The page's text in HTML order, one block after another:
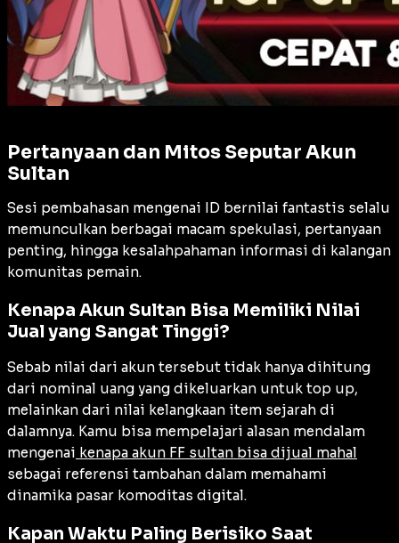
Pertanyaan dan Mitos Seputar Akun
Sultan
Sesi pembahasan mengenai ID bernilai fantastis selalu
memunculkan berbagai macam spekulasi, pertanyaan
penting, hingga kesalahpahaman informasi di kalangan
komunitas pemain.
Kenapa Akun Sultan Bisa Memiliki Nilai
Jual yang Sangat Tinggi?
Sebab nilai dari akun tersebut tidak hanya dihitung
dari nominal uang yang dikeluarkan untuk top up,
melainkan dari nilai kelangkaan item sejarah di
dalamnya. Kamu bisa mempelajari alasan mendalam
mengenai kenapa akun FF sultan bisa dijual mahal
sebagai referensi tambahan dalam memahami
dinamika pasar komoditas digital.
Kapan Waktu Paling Berisiko Saat